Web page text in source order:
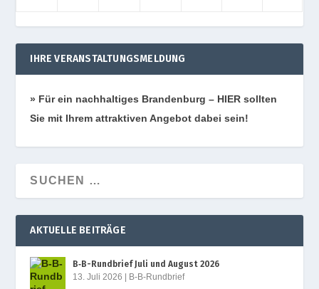
IHRE VERANSTALTUNGSMELDUNG
» Für ein nach­hal­ti­ges Bran­den­burg – HIER soll­ten
Sie mit Ihrem attrak­ti­ven Ange­bot dabei sein!
AKTUELLE BEITRÄGE
B‑B-Rundbrief Juli und August 2026
13. Juli 2026
B-B-Rundbrief